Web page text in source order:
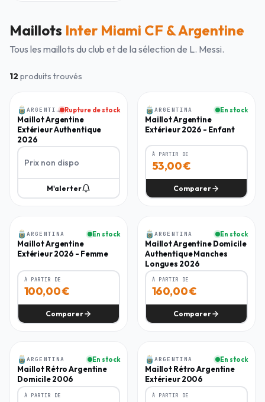
Maillots Inter Miami CF & Argentine
Tous les maillots du club et de la sélection de L. Messi.
12 produits trouvés
ARGENTINA Rupture de stock
Maillot Argentine
Extérieur Authentique
2026
Prix non dispo
M'alerter
-30%
ARGENTINA En stock
Maillot Argentine
Extérieur 2026 - Enfant
À PARTIR DE
53,00€
Comparer
ARGENTINA En stock
Maillot Argentine
Extérieur 2026 - Femme
À PARTIR DE
100,00€
Comparer
ARGENTINA En stock
Maillot Argentine Domicile
Authentique Manches
Longues 2026
À PARTIR DE
160,00€
Comparer
-30%
ARGENTINA En stock
Maillot Rétro Argentine
Domicile 2006
À PARTIR DE
-30%
ARGENTINA En stock
Maillot Rétro Argentine
Extérieur 2006
À PARTIR DE